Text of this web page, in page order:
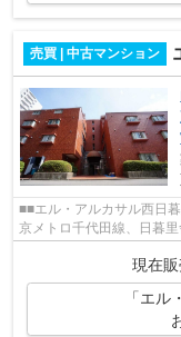
売買 | 中古マンション
■■エル・アルカサル西日暮里■■ 平成54年11月完成 京浜東北線
京メトロ千代田線、日暮里舎人
現在販
「エ